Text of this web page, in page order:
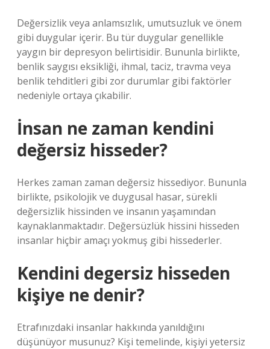
Değersizlik veya anlamsızlık, umutsuzluk ve önem
gibi duygular içerir. Bu tür duygular genellikle
yaygın bir depresyon belirtisidir. Bununla birlikte,
benlik saygısı eksikliği, ihmal, taciz, travma veya
benlik tehditleri gibi zor durumlar gibi faktörler
nedeniyle ortaya çıkabilir.
İnsan ne zaman kendini
değersiz hisseder?
Herkes zaman zaman değersiz hissediyor. Bununla
birlikte, psikolojik ve duygusal hasar, sürekli
değersizlik hissinden ve insanın yaşamından
kaynaklanmaktadır. Değersüzlük hissini hisseden
insanlar hiçbir amaçı yokmuş gibi hissederler.
Kendini degersiz hisseden
kişiye ne denir?
Etrafınızdaki insanlar hakkında yanıldığını
düşünüyor musunuz? Kişi temelinde, kişiyi yetersiz